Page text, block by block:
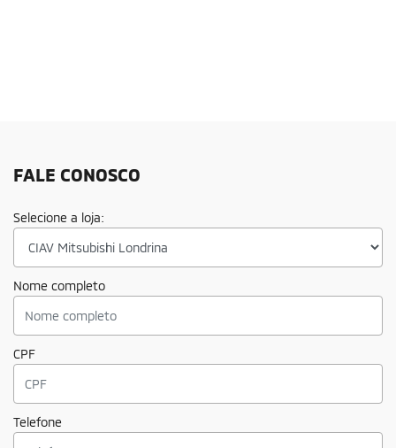
FALE CONOSCO
Selecione a loja:
Nome completo
CPF
Telefone